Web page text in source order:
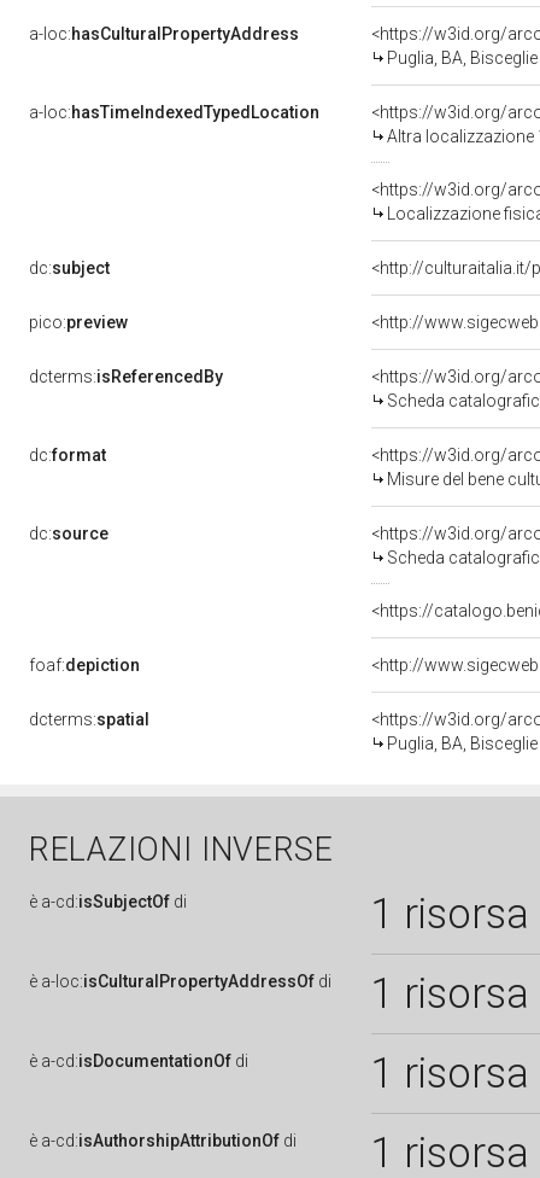
a-loc:hasCulturalPropertyAddress
<https://w3id.org/
Puglia, BA, Bisceglie
a-loc:hasTimeIndexedTypedLocation
<https://w3id.org/
Altra localizzazione
<https://w3id.org/
Localizzazione
dc:subject <http://culturaitalia.it/
pico:preview <http://
dcterms:isReferencedBy
<https://w3id.org/
Scheda
dc:format
<https://w3id.org/
Misure del bene
dc:source
<https://w3id.org/
Scheda
<https://
foaf:depiction <http://
dcterms:spatial
<https://w3id.org/
Puglia, BA, Bisceglie
RELAZIONI INVERSE
è a-cd:isSubjectOf di 1 risorsa
è a-loc:isCulturalPropertyAddressOf di 1 risorsa
è a-cd:isDocumentationOf di 1 risorsa
è a-cd:isAuthorshipAttributionOf di 1 risorsa